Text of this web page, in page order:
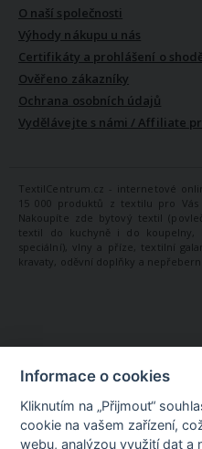
O naší společnosti
Výhody nákupu u nás
Certifikáty a prohlášení o
Ověřeno zákazníky
Ochrana osobních údajů
Vydělávejte s námi / Affiliate
TextilCentrum.cz - internetové
15 000 produktů z textilu pro
Nakoupíte zde bytový textil
textil do kuchyně i do koupelny,
speciální), vlny a příze, textilní
kravaty, oděvní doplňky a
Informace o cookies
Kliknutím na „Přijmout“
cookie na vašem zařízení,
webu, analýzou využití dat a